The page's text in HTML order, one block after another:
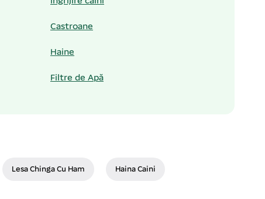
Castroane
Haine
Filtre de Apă
Lesa Chinga Cu Ham Haina Caini